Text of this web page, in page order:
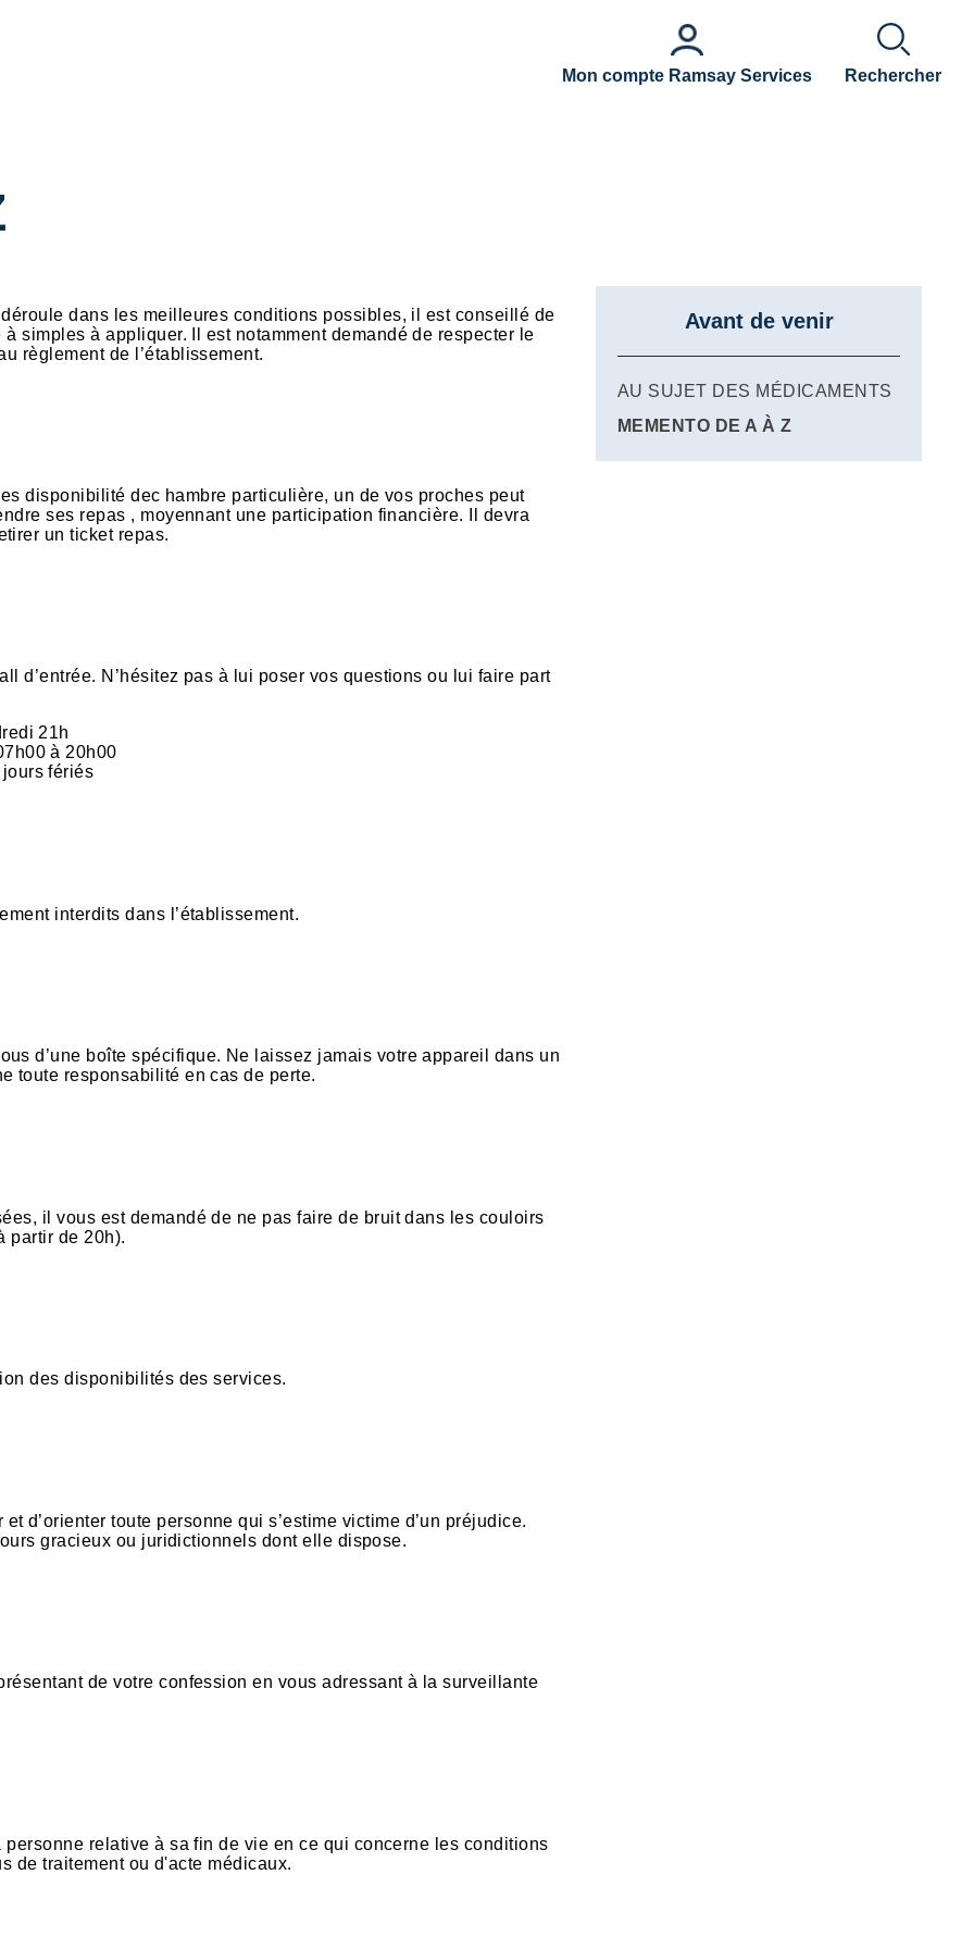
Mon compte Ramsay Services Rechercher
dans les meilleures conditions possibles, il est conseillé de
simples à appliquer. Il est notamment demandé de respecter le
règlement de l’établissement.
disponibilité dec hambre particulière, un de vos proches peut
ses repas , moyennant une participation financière. Il devra
un ticket repas.
d’entrée. N’hésitez pas à lui poser vos questions ou lui faire part
21h
à 20h00
fériés
interdits dans l’établissement.
d’une boîte spécifique. Ne laissez jamais votre appareil dans un
toute responsabilité en cas de perte.
il vous est demandé de ne pas faire de bruit dans les couloirs
partir de 20h).
des disponibilités des services.
d’orienter toute personne qui s’estime victime d’un préjudice.
gracieux ou juridictionnels dont elle dispose.
de votre confession en vous adressant à la surveillante
relative à sa fin de vie en ce qui concerne les conditions
de traitement ou d'acte médicaux.
Avant de venir
AU SUJET DES MÉDICAMENTS
MEMENTO DE A À Z